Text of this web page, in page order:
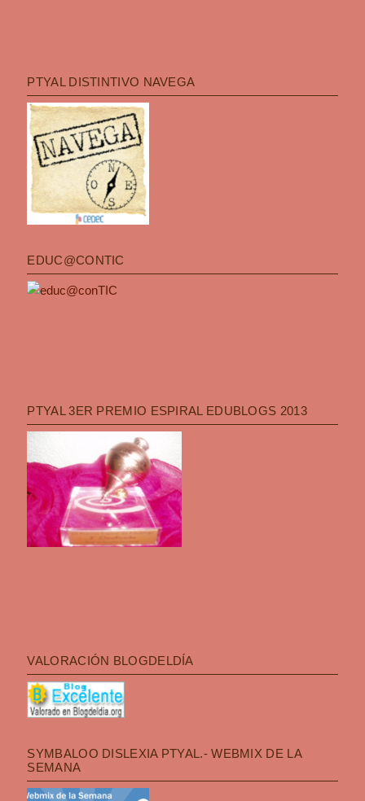
PTYAL DISTINTIVO NAVEGA
EDUC@CONTIC
PTYAL 3ER PREMIO ESPIRAL EDUBLOGS 2013
VALORACIÓN BLOGDELDÍA
SYMBALOO DISLEXIA PTYAL.- WEBMIX DE LA
SEMANA